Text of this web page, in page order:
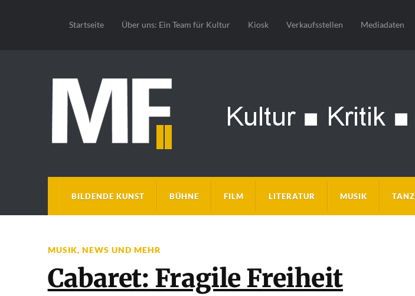
Startseite Über uns: Ein Team für Kultur Kiosk Verkaufsstellen Mediadaten
BILDENDE KUNST BÜHNE FILM LITERATUR MUSIK TANZ
MUSIK, NEWS UND MEHR
Cabaret: Fragile Freiheit